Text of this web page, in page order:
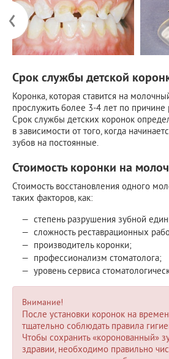
‹
Срок службы детской
Коронка, которая ставится на
прослужить более 3-4 лет по причине
Срок службы детских коронок
в зависимости от того, когда
зубов на постоянные.
Стоимость коронки на
Стоимость восстановления одного
таких факторов, как:
степень разрушения зубной
сложность реставрационных
производитель коронки;
профессионализм стоматолога;
уровень сервиса
Внимание!
После установки коронок на
тщательно соблюдать правила
Чтобы сохранить «коронованный»
здравии, необходимо правильно